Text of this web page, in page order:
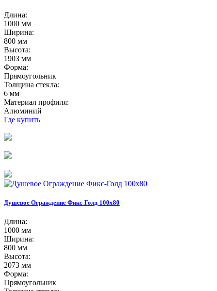
Длина:
1000 мм
Ширина:
800 мм
Высота:
1903 мм
Форма:
Прямоугольник
Толщина стекла:
6 мм
Материал профиля:
Алюминий
Где купить
Душевое Ограждение Фикс-Голд 100х80
Длина:
1000 мм
Ширина:
800 мм
Высота:
2073 мм
Форма:
Прямоугольник